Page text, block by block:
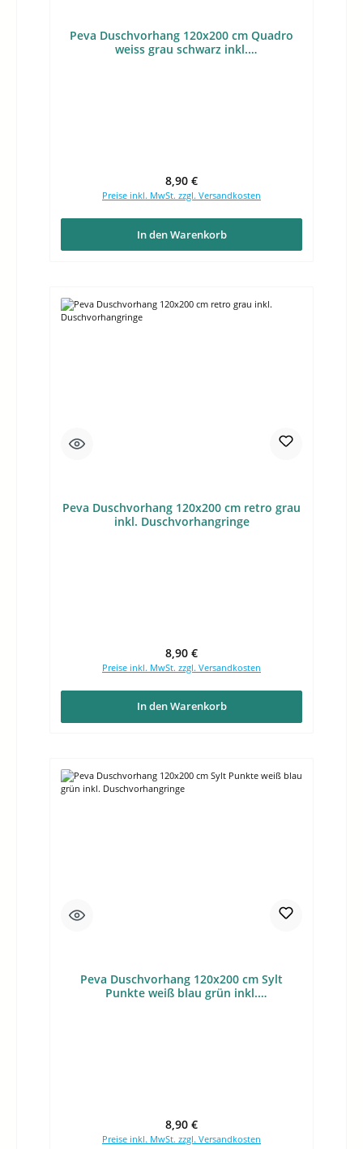
Peva Duschvorhang 120x200 cm Quadro
weiss grau schwarz inkl.
Regulärer Preis:
8,90 €
Preise inkl. MwSt. zzgl. Versandkosten
In den Warenkorb
Peva Duschvorhang 120x200 cm retro grau
inkl. Duschvorhangringe
Regulärer Preis:
8,90 €
Preise inkl. MwSt. zzgl. Versandkosten
In den Warenkorb
Peva Duschvorhang 120x200 cm Sylt
Punkte weiß blau grün inkl.
Regulärer Preis:
8,90 €
Preise inkl. MwSt. zzgl. Versandkosten